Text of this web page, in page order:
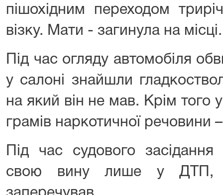
пішохідним переходом
візку. Мати - загинула на
Під час огляду автомобіля
у салоні знайшли
на який він не мав. Крім того
грамів наркотичної речовини
Під час судового
свою вину лише у ДТП, у